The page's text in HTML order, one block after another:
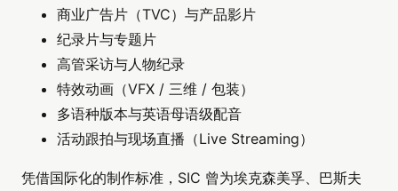
商业广告片（TVC）与产品影片
纪录片与专题片
高管采访与人物纪录
特效动画（VFX / 三维 / 包装）
多语种版本与英语母语级配音
活动跟拍与现场直播（Live Streaming）
凭借国际化的制作标准，SIC 曾为埃克森美孚、巴斯夫